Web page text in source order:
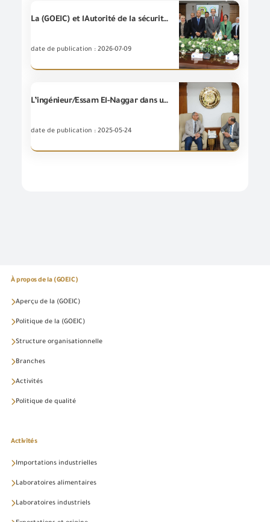
La (GOEIC) et lAutorité de la sécurité alimentaire signent un protocole de coopération pour la mise en œuvre des programmes de formation spécialisés.
date de publication : 2026-07-09
L’ingénieur/Essam El-Naggar dans une interview avec le journal "Al-Ahram": la (GOEIC) dispose d'un système de (Aman) pour garantir l'entrée des produits industriels conformes aux spécifications.
date de publication : 2025-05-24
À propos de la (GOEIC)
Aperçu de la (GOEIC)
Politique de la (GOEIC)
Structure organisationnelle
Branches
Activités
Politique de qualité
Activités
Importations industrielles
Laboratoires alimentaires
Laboratoires industriels